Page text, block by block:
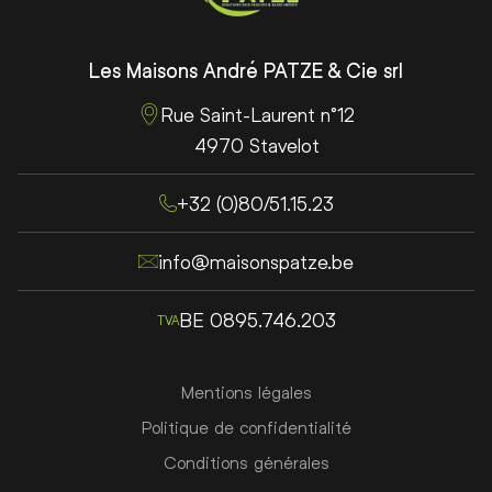
Les Maisons André PATZE & Cie srl
Rue Saint-Laurent n°12
4970 Stavelot
+32 (0)80/51.15.23
info@maisonspatze.be
TVABE 0895.746.203
Mentions légales
Politique de confidentialité
Conditions générales